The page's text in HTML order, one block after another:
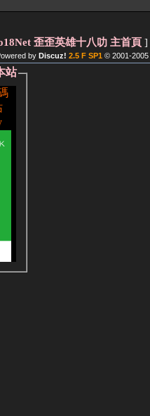
歪歪英雄十八叻 主首頁]
by Discuz! 2.5 F SP1 © 2001-2005
站